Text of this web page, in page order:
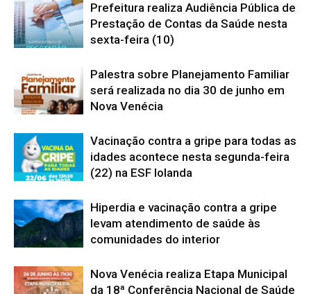
Prefeitura realiza Audiência Pública de
Prestação de Contas da Saúde nesta
sexta-feira (10)
Palestra sobre Planejamento Familiar
será realizada no dia 30 de junho em
Nova Venécia
Vacinação contra a gripe para todas as
idades acontece nesta segunda-feira
(22) na ESF Iolanda
Hiperdia e vacinação contra a gripe
levam atendimento de saúde às
comunidades do interior
Nova Venécia realiza Etapa Municipal
da 18ª Conferência Nacional de Saúde